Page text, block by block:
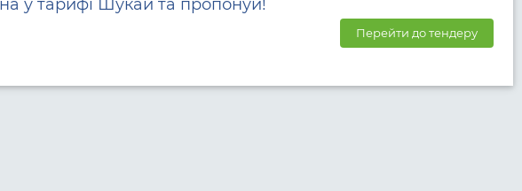
у тарифі Шукай та пропонуй!
Перейти до тендеру